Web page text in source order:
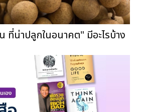
ที่น่าปลูกในอนาคต" มีอะไรบ้าง